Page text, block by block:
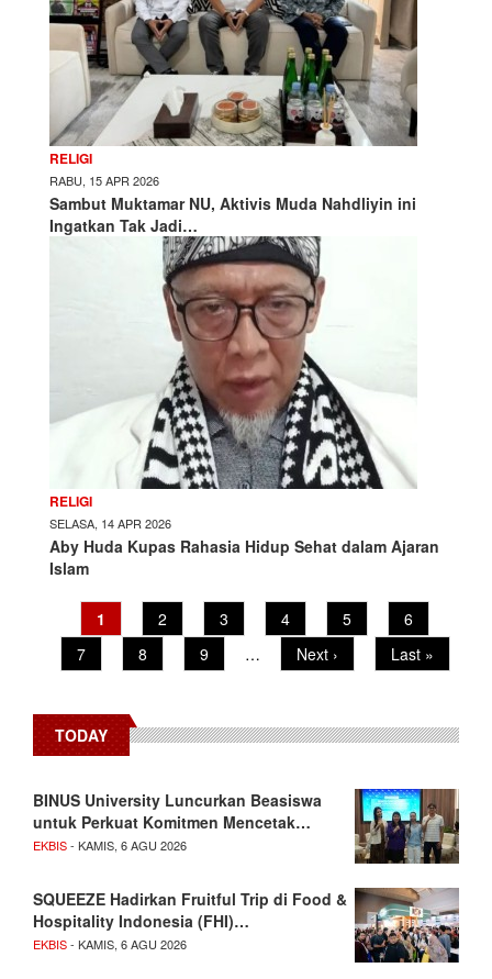
RELIGI
RABU, 15 APR 2026
Sambut Muktamar NU, Aktivis Muda Nahdliyin ini
Ingatkan Tak Jadi…
RELIGI
SELASA, 14 APR 2026
Aby Huda Kupas Rahasia Hidup Sehat dalam Ajaran
Islam
PaginationCurrent
page
1 Page
2 Page
3 Page
4 Page
5 Page
6
Page
7 Page
8 Page
9 …
Next
page
Next ›
Last
page
Last »
TODAY
BINUS University Luncurkan Beasiswa
untuk Perkuat Komitmen Mencetak…
EKBIS- KAMIS, 6 AGU 2026
SQUEEZE Hadirkan Fruitful Trip di Food &
Hospitality Indonesia (FHI)…
EKBIS- KAMIS, 6 AGU 2026